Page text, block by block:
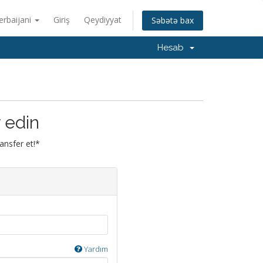
Giriş Qeydiyyat Səbətə bax
Hesab
et!*
Yardım